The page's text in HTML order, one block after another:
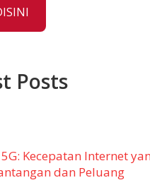
Posts
Kecepatan Internet
dan Peluang